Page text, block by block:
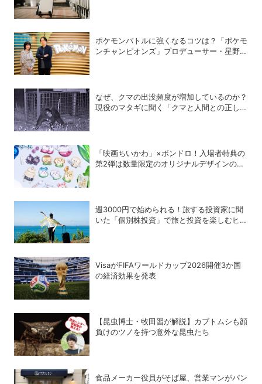
ポケモンバトルに強くなるコツは？「ポケモ
ンチャンピオンズ」プロデューサー・星野正
なぜ、クマの出没頻度が増加しているのか？
現役のマタギに聞く「クマと人間との正しい
「映画ちいかわ」×ボンドロ！入場者特典の
第2弾は数量限定のオリジナルデザインのボ
週3000円で始められる！旅する投資家に聞
いた「個別株投資」で旅と投資を楽しむヒン
VisaがFIFAワールドカップ2026開催3か国
の経済効果を発表
【昆虫博士・牧田習が解説】カブトムシも顔
負けのツノを持つ意外な昆虫たち
食品メーカー役員がそば屋、営業マンがパン